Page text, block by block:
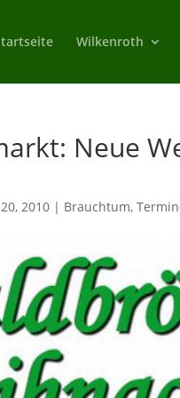
Wilkenroth
Neue
2010 | Brauchtum,